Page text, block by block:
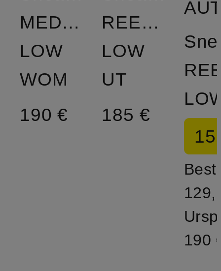
MEDALIST
LOW
WOM
190 €
REELWIND
LOW
UT
185 €
190